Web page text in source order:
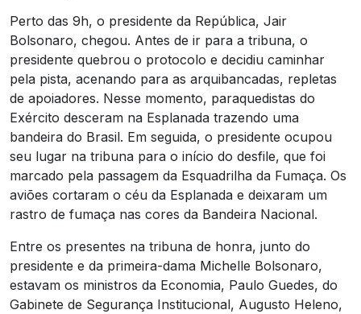
Perto das 9h, o presidente da República, Jair
Bolsonaro, chegou. Antes de ir para a tribuna, o
presidente quebrou o protocolo e decidiu caminhar
pela pista, acenando para as arquibancadas, repletas
de apoiadores. Nesse momento, paraquedistas do
Exército desceram na Esplanada trazendo uma
bandeira do Brasil. Em seguida, o presidente ocupou
seu lugar na tribuna para o início do desfile, que foi
marcado pela passagem da Esquadrilha da Fumaça. Os
aviões cortaram o céu da Esplanada e deixaram um
rastro de fumaça nas cores da Bandeira Nacional.
Entre os presentes na tribuna de honra, junto do
presidente e da primeira-dama Michelle Bolsonaro,
estavam os ministros da Economia, Paulo Guedes, do
Gabinete de Segurança Institucional, Augusto Heleno,